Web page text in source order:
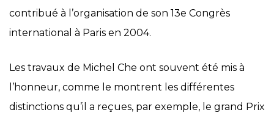
contribué à l’organisation de son 13e Congrès
international à Paris en 2004.
Les travaux de Michel Che ont souvent été mis à
l’honneur, comme le montrent les différentes
distinctions qu’il a reçues, par exemple, le grand Prix